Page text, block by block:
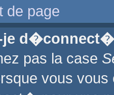
de page
je
pas la case
vous